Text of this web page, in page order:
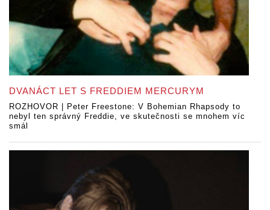
DVANÁCT LET S FREDDIEM MERCURYM
ROZHOVOR | Peter Freestone: V Bohemian Rhapsody to
nebyl ten správný Freddie, ve skutečnosti se mnohem víc
smál